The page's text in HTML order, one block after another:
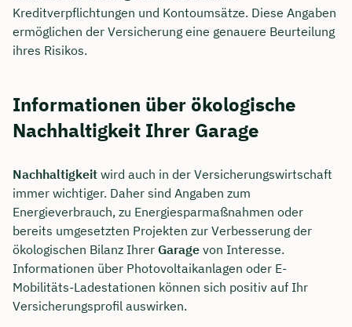
Kreditverpflichtungen und Kontoumsätze. Diese Angaben
ermöglichen der Versicherung eine genauere Beurteilung
ihres Risikos.
Informationen über ökologische
Nachhaltigkeit Ihrer Garage
Nachhaltigkeit wird auch in der Versicherungswirtschaft
immer wichtiger. Daher sind Angaben zum
Energieverbrauch, zu Energiesparmaßnahmen oder
bereits umgesetzten Projekten zur Verbesserung der
ökologischen Bilanz Ihrer Garage von Interesse.
Informationen über Photovoltaikanlagen oder E-
Mobilitäts-Ladestationen können sich positiv auf Ihr
Versicherungsprofil auswirken.